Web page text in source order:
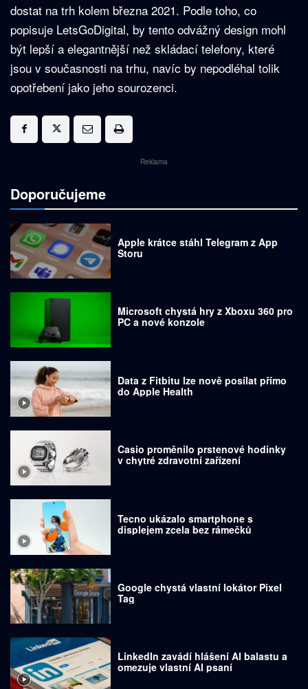
dostat na trh kolem března 2021. Podle toho, co
popisuje LetsGoDigital, by tento odvážný design mohl
být lepší a elegantnější než skládací telefony, které
jsou v současnosti na trhu, navíc by nepodléhal tolik
opotřebení jako jeho sourozenci.
Reklama
Doporučujeme
Apple krátce stáhl Telegram z App
Storu
Microsoft chystá hry z Xboxu 360 pro
PC a nové konzole
Data z Fitbitu lze nově posílat přímo
do Apple Health
Casio proměnilo prstenové hodinky
v chytré zdravotní zařízení
Tecno ukázalo smartphone s
displejem zcela bez rámečků
Google chystá vlastní lokátor Pixel
Tag
LinkedIn zavádí hlášení AI balastu a
omezuje vlastní AI psaní